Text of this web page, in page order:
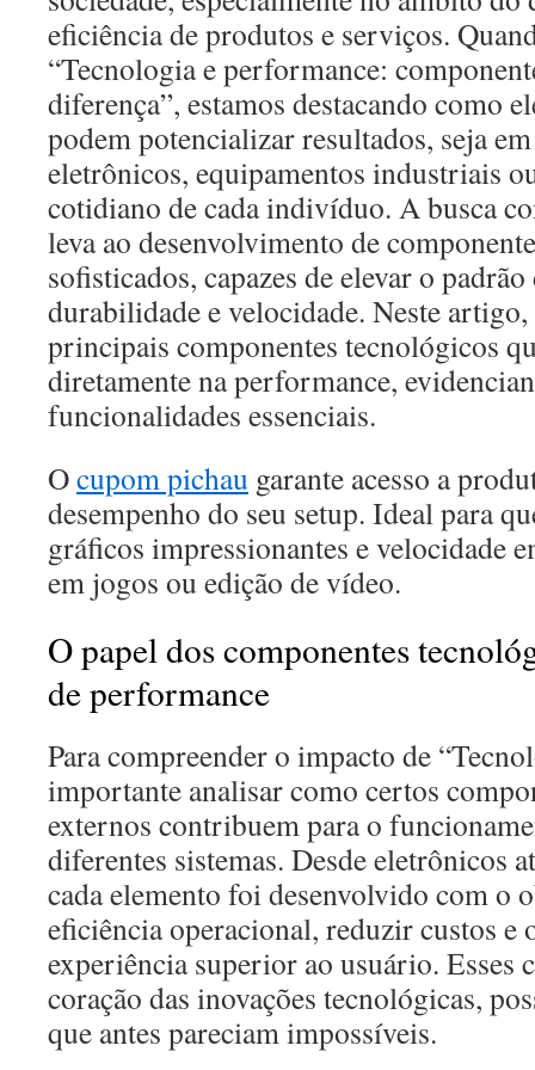
eficiência de produtos e serviços.
“Tecnologia e performance:
diferença”, estamos destacando como
podem potencializar resultados, seja
eletrônicos, equipamentos industriais
cotidiano de cada indivíduo. A busca
leva ao desenvolvimento de
sofisticados, capazes de elevar o
durabilidade e velocidade. Neste
principais componentes tecnológicos
diretamente na performance,
funcionalidades essenciais.
Ocupom pichau garante acesso a
desempenho do seu setup. Ideal para
gráficos impressionantes e velocidade
em jogos ou edição de vídeo.
O papel dos componentes
de performance
Para compreender o impacto de
importante analisar como certos
externos contribuem para o
diferentes sistemas. Desde eletrônicos
cada elemento foi desenvolvido com o
eficiência operacional, reduzir custos e
experiência superior ao usuário. Esses
coração das inovações tecnológicas,
que antes pareciam impossíveis.